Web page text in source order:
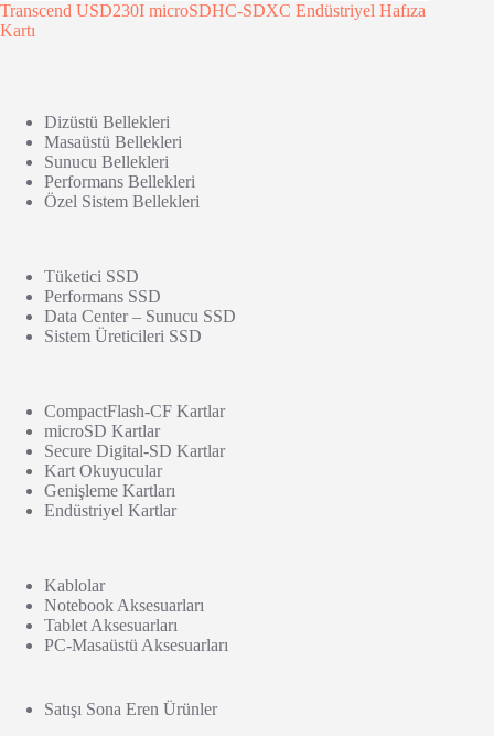
Transcend USD230I microSDHC-SDXC Endüstriyel Hafıza
Kartı
Dizüstü Bellekleri
Masaüstü Bellekleri
Sunucu Bellekleri
Performans Bellekleri
Özel Sistem Bellekleri
Tüketici SSD
Performans SSD
Data Center – Sunucu SSD
Sistem Üreticileri SSD
CompactFlash-CF Kartlar
microSD Kartlar
Secure Digital-SD Kartlar
Kart Okuyucular
Genişleme Kartları
Endüstriyel Kartlar
Kablolar
Notebook Aksesuarları
Tablet Aksesuarları
PC-Masaüstü Aksesuarları
Satışı Sona Eren Ürünler